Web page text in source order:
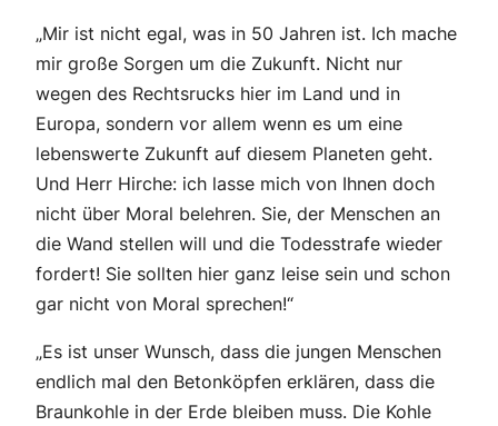
„Mir ist nicht egal, was in 50 Jahren ist. Ich mache
mir große Sorgen um die Zukunft. Nicht nur
wegen des Rechtsrucks hier im Land und in
Europa, sondern vor allem wenn es um eine
lebenswerte Zukunft auf diesem Planeten geht.
Und Herr Hirche: ich lasse mich von Ihnen doch
nicht über Moral belehren. Sie, der Menschen an
die Wand stellen will und die Todesstrafe wieder
fordert! Sie sollten hier ganz leise sein und schon
gar nicht von Moral sprechen!“
„Es ist unser Wunsch, dass die jungen Menschen
endlich mal den Betonköpfen erklären, dass die
Braunkohle in der Erde bleiben muss. Die Kohle